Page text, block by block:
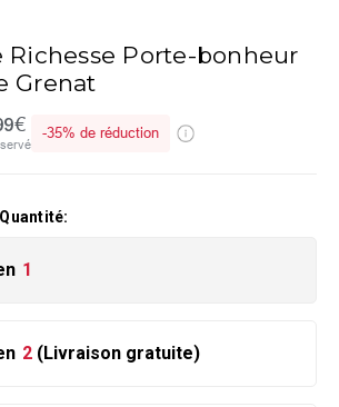
Richesse Porte-bonheur
Grenat
-35% de réduction
1
2 (Livraison gratuite)